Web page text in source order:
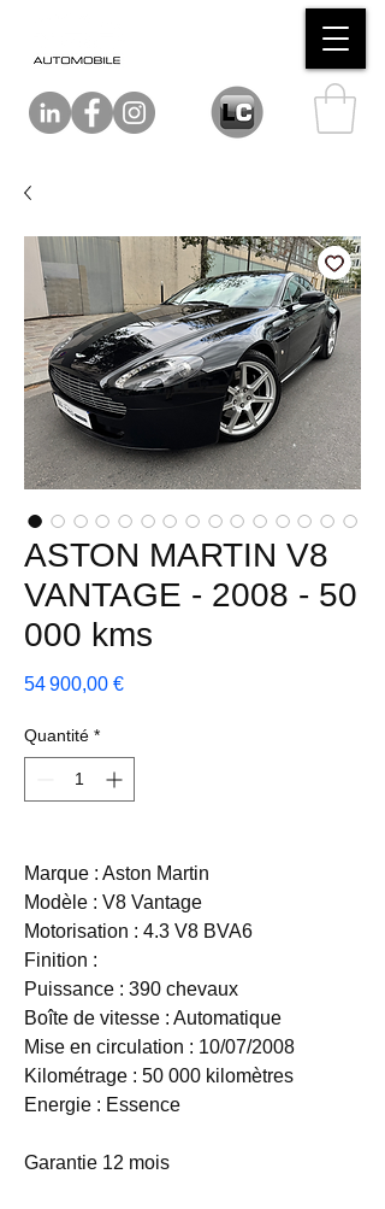
ASTON MARTIN V8
VANTAGE - 2008 - 50
000 kms
54 900,00 €Prix
Quantité *
Marque : Aston Martin
Modèle : V8 Vantage
Motorisation : 4.3 V8 BVA6
Finition :
Puissance : 390 chevaux
Boîte de vitesse : Automatique
Mise en circulation : 10/07/2008
Kilométrage : 50 000 kilomètres
Energie : Essence
Garantie 12 mois